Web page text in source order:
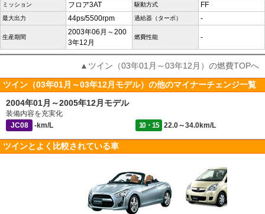
ミッション フロア3AT 駆動方式 FF
最大出力 44ps/5500rpm 過給器（ターボ） -
生産期間
2003年06月～200
3年12月
燃費性能 -
▲ツイン（03年01月～03年12月）の燃費TOPへ
ツイン（03年01月～03年12月モデル）の他のマイナーチェンジ一覧
2004年01月～2005年12月モデル
装備内容を充実化
JC08
-km/L 10・15 22.0～34.0km/L
ツインとよく比較されている車